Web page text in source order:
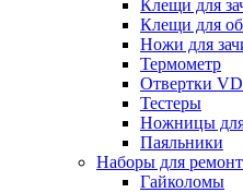
Клещи для
Клещи для
Ножи для
Термометр
Отвертки
Тестеры
Ножницы для
Паяльники
Наборы для
Гайколомы